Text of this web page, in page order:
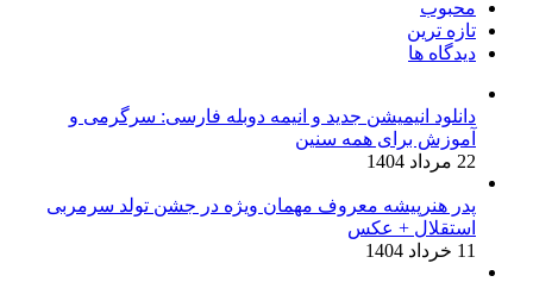
محبوب
تازه ترین
دیدگاه ها
دانلود انیمیشن جدید و انیمه دوبله فارسی: سرگرمی و
آموزش برای همه سنین
22 مرداد 1404
پدر هنرپیشه معروف مهمان ویژه در جشن تولد سرمربی
استقلال + عکس
11 خرداد 1404